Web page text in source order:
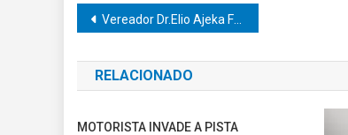
Navegação
de
Post
Vereador Dr.Elio Ajeka Faz Moção de apoio para Associação Canábica Maria Flor
RELACIONADO
MOTORISTA INVADE A PISTA